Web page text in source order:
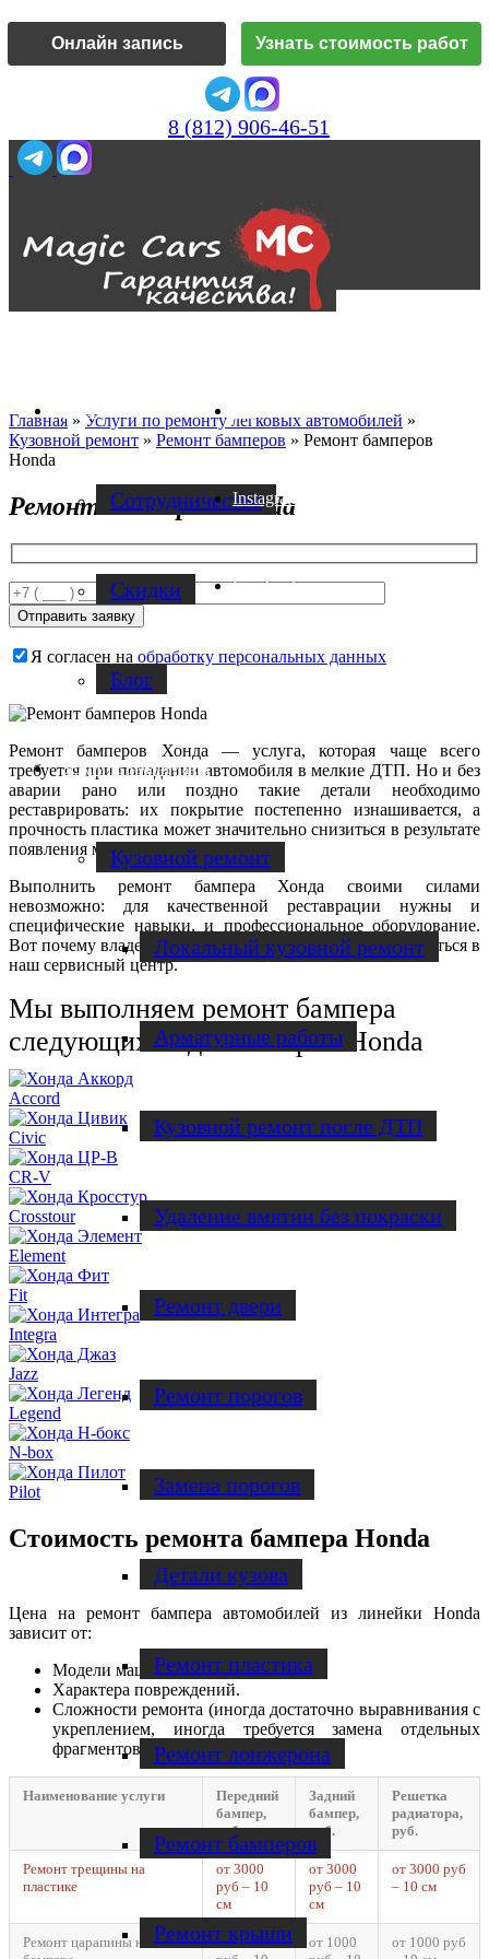
Онлайн запись Узнать стоимость работ
8 (812) 906-46-51
О нас
Cотрудничество
Скидки
Блог
Услуги по ремонту авто
Кузовной ремонт
Локальный кузовной ремонт
Арматурные работы
Кузовной ремонт после ДТП
Удаление вмятин без покраски
Ремонт двери
Ремонт порогов
Замена порогов
Детали кузова
Ремонт пластика
Ремонт лонжерона
Ремонт бамперов
Ремонт крыши
Instagram
Facebook
Главная » Услуги по ремонту легковых автомобилей »
Кузовной ремонт » Ремонт бамперов » Ремонт бамперов
Honda
Ремонт бамперов Honda
Я согласен на обработку персональных данных
Ремонт бамперов Хонда — услуга, которая чаще всего
требуется при попадании автомобиля в мелкие ДТП. Но и без
аварии рано или поздно такие детали необходимо
реставрировать: их покрытие постепенно изнашивается, а
прочность пластика может значительно снизиться в результате
появления микротрещин.
Выполнить ремонт бампера Хонда своими силами
невозможно: для качественной реставрации нужны и
специфические навыки, и профессиональное оборудование.
Вот почему владельцам таких автомобилей стоит обратиться в
наш сервисный центр.
Мы выполняем ремонт бампера
следующих моделей марки Honda
Accord
Civic
CR-V
Crosstour
Element
Fit
Integra
Jazz
Legend
N-box
Pilot
Стоимость ремонта бампера Honda
Цена на ремонт бампера автомобилей из линейки Honda
зависит от:
Модели машины.
Характера повреждений.
Сложности ремонта (иногда достаточно выравнивания с
укреплением, иногда требуется замена отдельных
фрагментов или всей детали).
Наименование услуги
Передний
бампер,
руб.
Задний
бампер,
руб.
Решетка
радиатора,
руб.
Ремонт трещины на
пластике
от 3000
руб – 10
см
от 3000
руб – 10
см
от 3000 руб
– 10 см
Ремонт царапины на
от 1000
от 1000
от 1000 руб